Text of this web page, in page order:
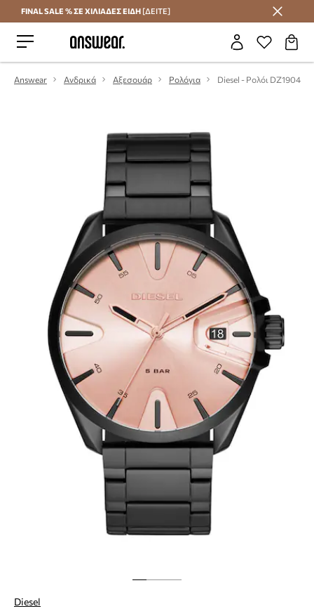
Εξοικονομήστε με το Answear Club
FINAL SALE % ΣΕ ΧΙΛΙΑΔΕΣ ΕΙΔΗ [ΔΕΙΤΕ]
Answear Ανδρικά Αξεσουάρ Ρολόγια Diesel - Ρολόι DZ1904
Diesel